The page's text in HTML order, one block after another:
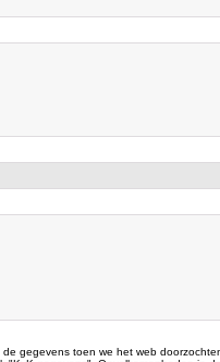
gegevens toen we het web